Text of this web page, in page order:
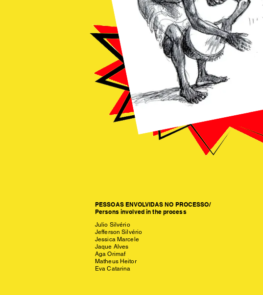
PESSOAS ENVOLVIDAS NO PROCESSO/
Persons involved in the process
Julio Silvério
Jefferson Silvério
Jessica Marcele
Jaque Alves
Aga Orimaf
Matheus Heitor
Eva Catarina